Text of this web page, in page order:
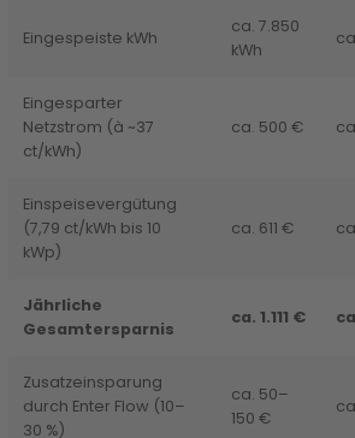
Eingespeiste kWh
ca. 7.850
kWh
Eingesparter
Netzstrom (à ~37
ct/kWh)
ca. 500 €
Einspeisevergütung
(7,79 ct/kWh bis 10
kWp)
ca. 611 €
Jährliche
Gesamtersparnis
ca. 1.111 €
Zusatzeinsparung
durch Enter Flow (10–
30 %)
ca. 50–
150 €